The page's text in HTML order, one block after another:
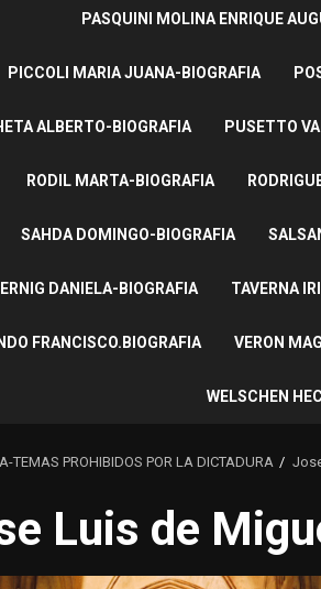
PASQUINI MOLINA ENRIQUE
PICCOLI MARIA JUANA-BIOGRAFIA
ALBERTO-BIOGRAFIA PUSETTO
RODIL MARTA-BIOGRAFIA
SAHDA DOMINGO-BIOGRAFIA
DANIELA-BIOGRAFIA TAVERNA
FRANCISCO.BIOGRAFIA VERON
WELSCHEN
A-TEMAS PROHIBIDOS POR LA DICTADURA
Luis de